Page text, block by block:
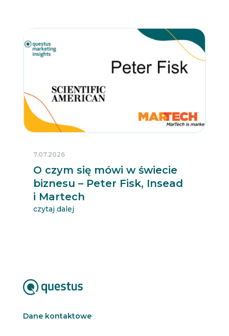
O czym się mówi w świecie
biznesu – Peter Fisk, Insead
i Martech
7.07.2026
czytaj dalej
Dane kontaktowe